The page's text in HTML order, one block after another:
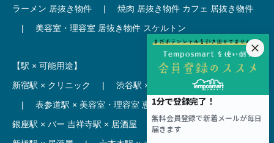
ラーメン 居抜き物件
| 焼肉 居抜き物件 カフェ 居抜き物件
|
美容室・理容室 居抜き物件 スケルトン
【駅 × 可能用途】
新宿駅 × クリニック
| 渋谷駅 × カフェ
池袋駅 × ラーメン
|
表参道駅 × 美容室・理容室 恵比寿駅 × レストラン
銀座駅 × バー 吉祥寺駅 × 居酒屋
麻布十番駅 × レストラン